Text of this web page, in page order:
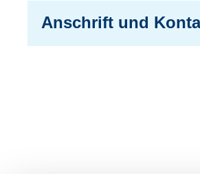
Anschrift und